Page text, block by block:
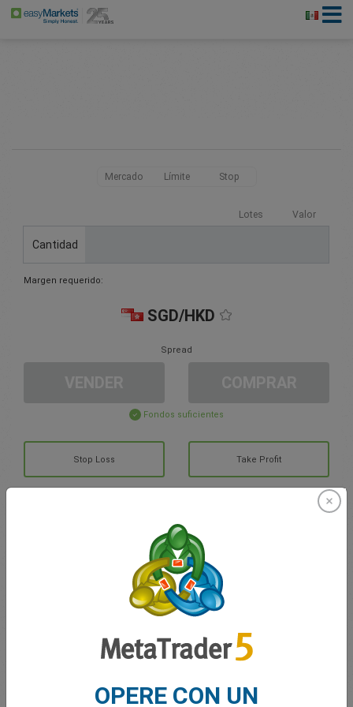
Mercado Límite Stop
Lotes Valor
Cantidad
Margen requerido:
SGD/HKD
Spread
Fondos suficientes
Stop Loss Take Profit
Cree una cuenta de trading
OPERE CON UN